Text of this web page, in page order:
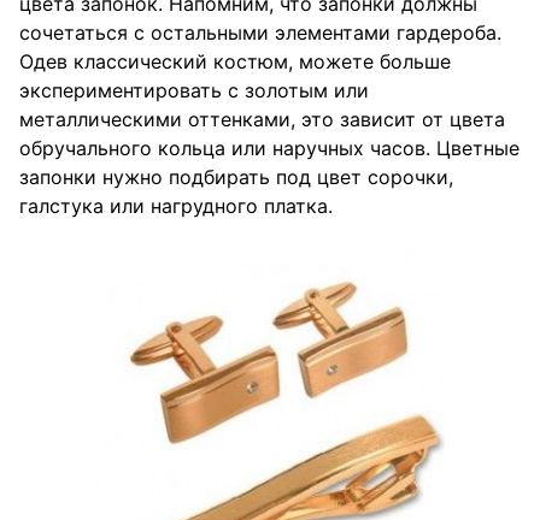
сочетаться с остальными элементами гардероба.
Одев классический костюм, можете больше
экспериментировать с золотым или
металлическими оттенками, это зависит от цвета
обручального кольца или наручных часов. Цветные
запонки нужно подбирать под цвет сорочки,
галстука или нагрудного платка.